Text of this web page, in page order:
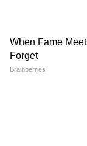
জিংপিং-এর
বিক্ষোভের প্রসঙ্গ